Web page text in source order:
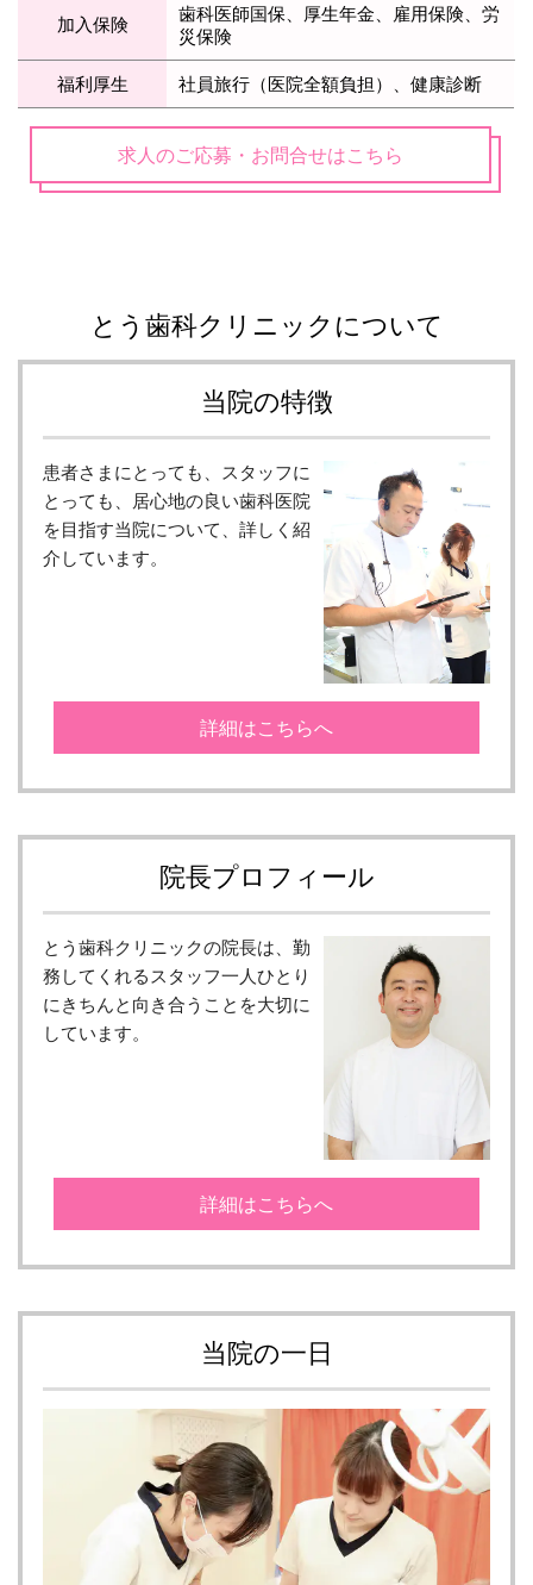
加入保険
歯科医師国保、厚生年金、雇用保険、労
災保険
福利厚生 社員旅行（医院全額負担）、健康診断
求人のご応募・お問合せはこちら
とう歯科クリニックについて
当院の特徴
患者さまにとっても、スタッフに
とっても、居心地の良い歯科医院
を目指す当院について、詳しく紹
介しています。
詳細はこちらへ
院長プロフィール
とう歯科クリニックの院長は、勤
務してくれるスタッフ一人ひとり
にきちんと向き合うことを大切に
しています。
詳細はこちらへ
当院の一日